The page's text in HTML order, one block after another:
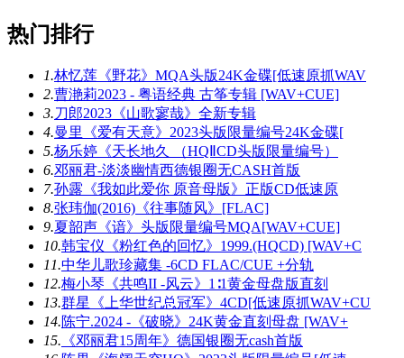
热门排行
1.林忆莲《野花》MQA头版24K金碟[低速原抓WAV
2.曹滟莉2023 - 粤语经典 古筝专辑 [WAV+CUE]
3.刀郎2023《山歌寥哉》全新专辑
4.曼里《爱有天意》2023头版限量编号24K金碟[
5.杨乐婷《天长地久 （HQⅡCD头版限量编号）
6.邓丽君-淡淡幽情西德银圈无CASH首版
7.孙露《我如此爱你 原音母版》正版CD低速原
8.张玮伽(2016)《往事随风》[FLAC]
9.夏韶声《谙》头版限量编号MQA[WAV+CUE]
10.韩宝仪《粉红色的回忆》1999.(HQCD) [WAV+C
11.中华儿歌珍藏集 -6CD FLAC/CUE +分轨
12.梅小琴《共鸣II -风云》1∶1黄金母盘版直刻
13.群星《上华世纪总冠军》4CD[低速原抓WAV+CU
14.陈宁.2024 -《破晓》24K黄金直刻母盘 [WAV+
15. 《邓丽君15周年》德国银圈无cash首版